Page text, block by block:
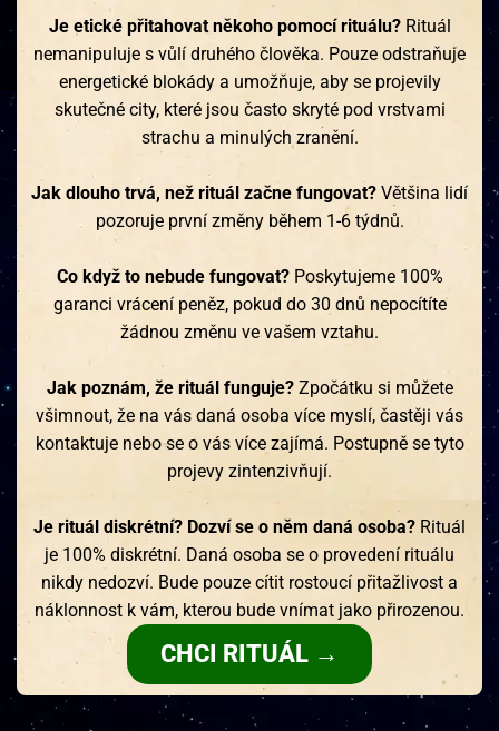
Je etické přitahovat někoho pomocí rituálu?Rituál
nemanipuluje s vůlí druhého člověka. Pouze odstraňuje
energetické blokády a umožňuje, aby se projevily
skutečné city, které jsou často skryté pod vrstvami
strachu a minulých zranění.
Jak dlouho trvá, než rituál začne fungovat? Většina lidí
pozoruje první změny během 1-6 týdnů.
Co když to nebude fungovat?Poskytujeme 100%
garanci vrácení peněz, pokud do 30 dnů nepocítíte
žádnou změnu ve vašem vztahu.
Jak poznám, že rituál funguje?Zpočátku si můžete
všimnout, že na vás daná osoba více myslí, častěji vás
kontaktuje nebo se o vás více zajímá. Postupně se tyto
projevy zintenzivňují.
Je rituál diskrétní? Dozví se o něm daná osoba? Rituál
je 100% diskrétní. Daná osoba se o provedení rituálu
nikdy nedozví. Bude pouze cítit rostoucí přitažlivost a
náklonnost k vám, kterou bude vnímat jako přirozenou.
CHCI RITUÁL →